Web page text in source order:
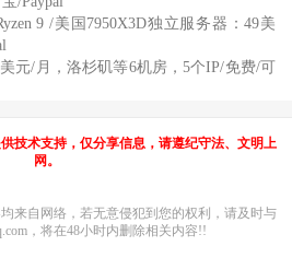
9 /美国7950X3D独立服务器：49美
元/月，洛杉矶等6机房，5个IP/免费/可
技术支持，仅分享信息，请遵纪守法、文明上
网。
来自网络，若无意侵犯到您的权利，请及时与
，将在48小时内删除相关内容!!